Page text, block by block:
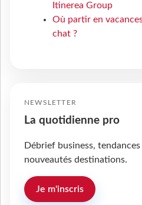
Itinerea Group
Où partir en
chat ?
NEWSLETTER
La quotidienne pro
Débrief business,
nouveautés destinations.
Je m'inscris